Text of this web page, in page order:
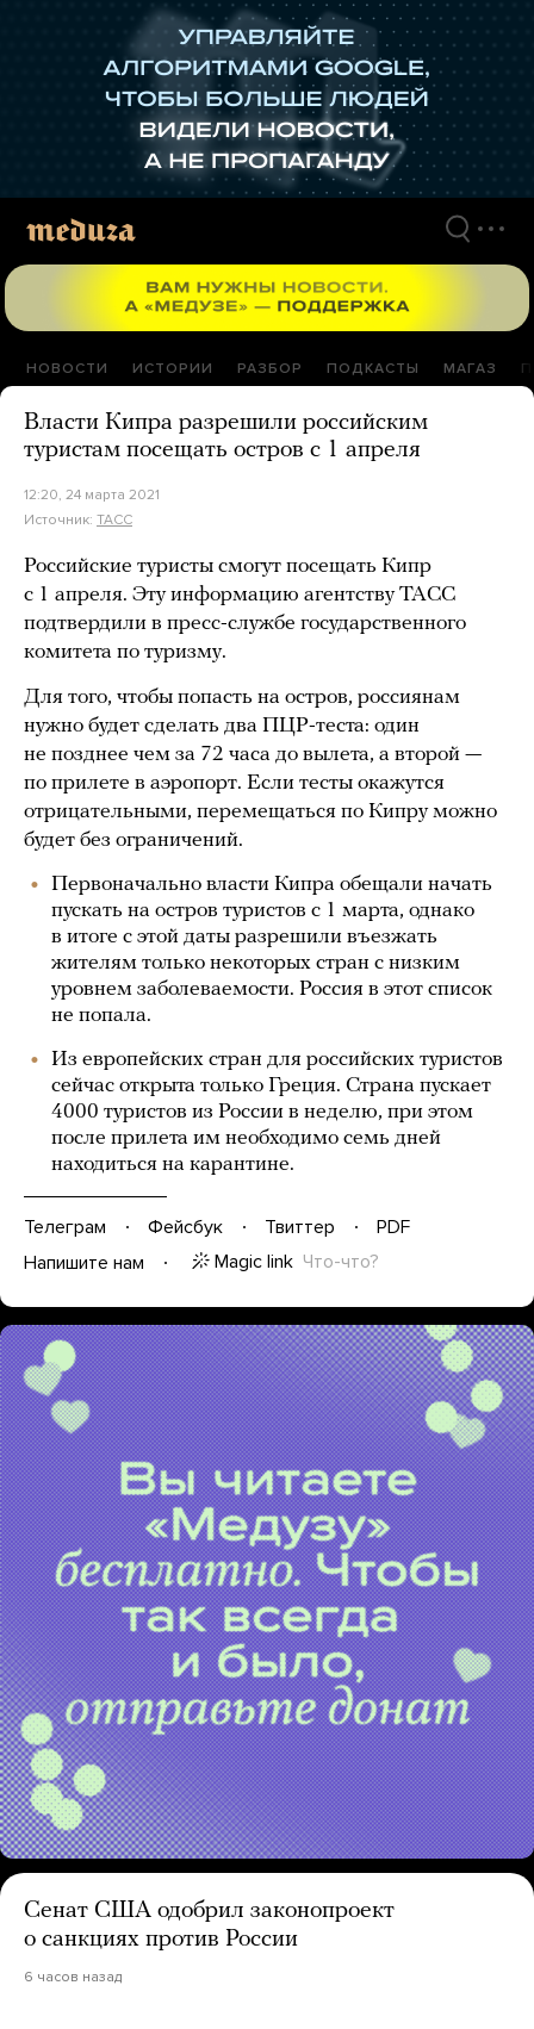
НОВОСТИ ИСТОРИИ РАЗБОР ПОДКАСТЫ МАГАЗ
Власти Кипра разрешили российским
туристам посещать остров с 1 апреля
12:20, 24 марта 2021
Источник: ТАСС
Российские туристы смогут посещать Кипр
с 1 апреля. Эту информацию агентству ТАСС
подтвердили в пресс-службе государственного
комитета по туризму.
Для того, чтобы попасть на остров, россиянам
нужно будет сделать два ПЦР-теста: один
не позднее чем за 72 часа до вылета, а второй —
по прилете в аэропорт. Если тесты окажутся
отрицательными, перемещаться по Кипру можно
будет без ограничений.
Первоначально власти Кипра обещали начать
пускать на остров туристов с 1 марта, однако
в итоге с этой даты разрешили въезжать
жителям только некоторых стран с низким
уровнем заболеваемости. Россия в этот список
не попала.
Из европейских стран для российских туристов
сейчас открыта только Греция. Страна пускает
4000 туристов из России в неделю, при этом
после прилета им необходимо семь дней
находиться на карантине.
Телеграм Фейсбук Твиттер
PDF
Напишите нам
Magic link Что-что?
Сенат США одобрил законопроект
о санкциях против России
6 часов назад